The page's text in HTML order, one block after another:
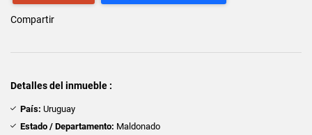
Compartir
Detalles del inmueble :
País: Uruguay
Estado / Departamento: Maldonado